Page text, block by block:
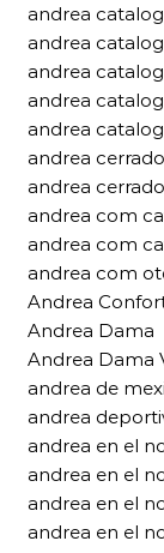
andrea
andrea
andrea
andrea
andrea
andrea cerrado
andrea
andrea com
andrea com
andrea com
Andrea
Andrea Dama
Andrea Dama
andrea de
andrea
andrea en el
andrea en el
andrea en el
andrea en el